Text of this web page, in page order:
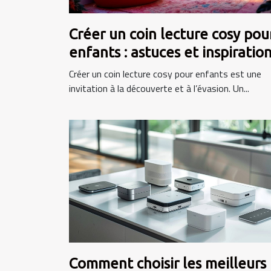
Créer un coin lecture cosy
enfants : astuces et
Créer un coin lecture cosy pour enfants est une
invitation à la découverte et à l’évasion. Un...
Comment choisir les meilleurs